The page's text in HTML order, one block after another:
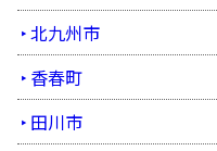
北九州市
香春町
田川市